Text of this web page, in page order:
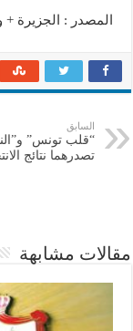
المصدر : الجزيرة +
السابق
“قلب تونس”
تصدرهما نتائج
مقالات مشابهة